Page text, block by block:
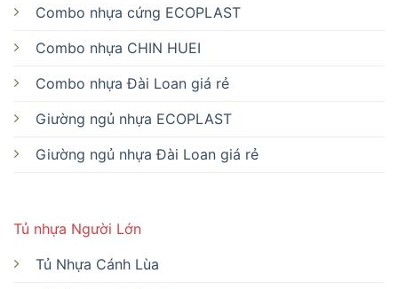
Tủ nhựa Người Lớn
Tủ Nhựa Cánh Lùa
Combo nhựa cứng ECOPLAST
Combo nhựa CHIN HUEI
Combo nhựa Đài Loan giá rẻ
Giường ngủ nhựa ECOPLAST
Giường ngủ nhựa Đài Loan giá rẻ